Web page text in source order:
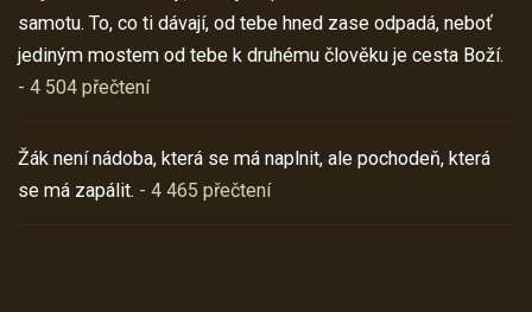
samotu. To, co ti dávají, od tebe hned zase odpadá, neboť
jediným mostem od tebe k druhému člověku je cesta Boží.
- 4 504 přečtení
Žák není nádoba, která se má naplnit, ale pochodeň, která
se má zapálit. - 4 465 přečtení